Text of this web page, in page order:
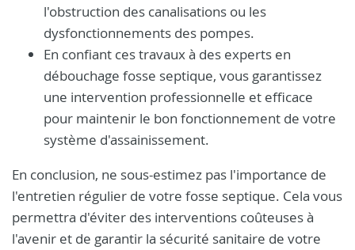
l'obstruction des canalisations ou les
dysfonctionnements des pompes.
En confiant ces travaux à des experts en
débouchage fosse septique, vous garantissez
une intervention professionnelle et efficace
pour maintenir le bon fonctionnement de votre
système d'assainissement.
En conclusion, ne sous-estimez pas l'importance de
l'entretien régulier de votre fosse septique. Cela vous
permettra d'éviter des interventions coûteuses à
l'avenir et de garantir la sécurité sanitaire de votre